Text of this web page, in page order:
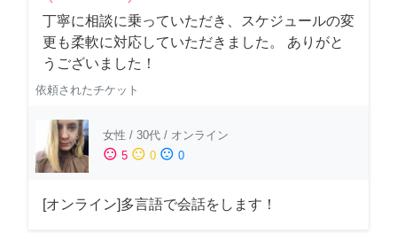
丁寧に相談に乗っていただき、スケジュールの変
更も柔軟に対応していただきました。 ありがと
うございました！
依頼されたチケット
女性 / 30代 / オンライン
sentiment_satisfied 5 sentiment_neutral 0 sentiment_dissatisfied 0
[オンライン]多言語で会話をします！